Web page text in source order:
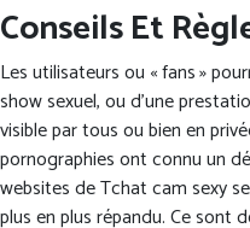
Conseils Et
Les utilisateurs ou « fans »
show sexuel, ou d’une
visible par tous ou bien en
pornographies ont connu un
websites de Tchat cam sexy
plus en plus répandu. Ce sont